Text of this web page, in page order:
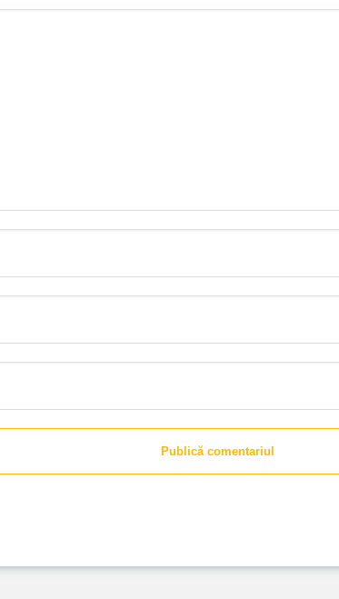
Publică comentariul